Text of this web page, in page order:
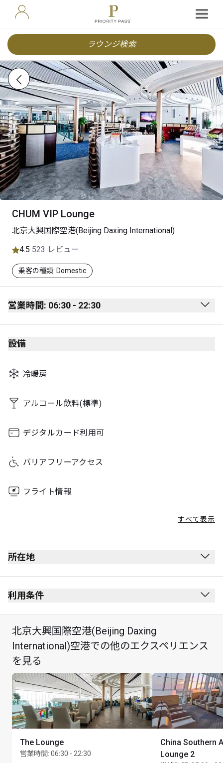
ラウンジ検索
CHUM VIP Lounge
北京大興国際空港(Beijing Daxing International)
4.5 523 レビュー
乗客の種類: Domestic
営業時間: 06:30 - 22:30
Monday 06:30 - 22:30
Tuesday
Thursday
Friday
Sunday
設備
冷暖房
アルコール飲料(標準)
デジタルカード利用可
バリアフリーアクセス
フライト情報
すべて表示
所在地
利用条件
最大滞在可能時間：3時間
カード保持者1名様につき最大Unlimited名様まで
北京大興国際空港(Beijing Daxing
International)空港での他のエクスペリエンス
を見る
The Lounge
営業時間: 06:30 - 22:30
China Southern
Lounge 2